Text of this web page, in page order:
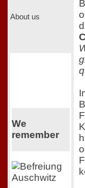
About us
We
remember